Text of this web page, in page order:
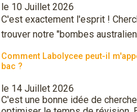
le 10 Juillet 2026
C'est exactement l'esprit !
trouver notre "bombes
Comment Labolycee peut-il
bac ?
le 14 Juillet 2026
C'est une bonne idée de